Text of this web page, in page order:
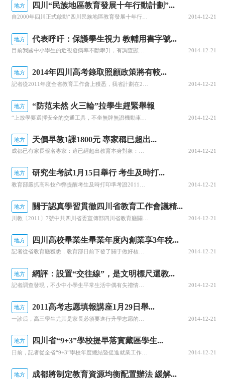
地方 四川“民族地區教育發展十年行動計劃”...
自2000年四川正式啟動“四川民族地區教育發展十年行動計劃”以來，在省委、省政府的高度重視和精心組織下，通過民族地區各級黨委、政府和社會各界的共同努力，“十年行動計劃”持續深入推進，四川民族地區教育事業取得了長足發展。一是民族地區教育事業實現跨越式發展。“十年行動計劃”實施以來，四川民族自治地方先后 2014-12-21
地方 代表呼吁：保護學生視力 教輔用書字號...
2014-12-21
地方 2014年四川高考錄取照顧政策將有較...
2014-12-21
地方 “防范未然 火三輪”拉學生趕緊舉報
2014-12-21
地方 天價早教1課1800元 專家稱已超出...
2014-12-21
地方 研究生考試1月15日舉行 考生及時打...
2014-12-21
地方 關于認真學習貫徹四川省教育工作會議精...
2014-12-21
地方 四川高校畢業生畢業年度內創業享3年稅...
記者從省教育廳獲悉，教育部日前下發了關于做好核發《高校畢業生自主創業證》有關工作的通知，表示從今年起，凡高校畢業生在校期間創業或畢業年度內離校后開始創業的都可以通過相關部門審核后，獲得相應證件，作為享受稅收減免的依據。省教育廳學生處處長李孝武介紹說，我省針對2011屆畢業生的手續辦理時間預計在今年6 2014-12-21
地方 網評：設置“交往線”，是文明標尺還教...
記者調查發現，不少中小學生平常生活中偶有失禮情況。成都鹽道街中學針對初高中階段的學生禮儀教育規定，異性同學的交往距離一般為0.8米至1米，低于50厘米算親密交往。異性交往距離低于50厘米的，老師會提出批評，情節嚴重的要處分。平時，學校還讓學生學會給客人倒茶不應超過杯子的三分之二。（1月24日人民網） 2014-12-21
地方 2011高考志愿填報講座1月29日舉...
2014-12-21
地方 四川省“9+3”學校提早落實藏區學生...
日前，記者從全省“9+3”學校年度總結暨促進就業工作會獲悉，2011年，2009級藏區免費教育學生畢業在即，一些地方和“9+3”學校已開始利用現有的就業渠道，提早落實藏區學生的就業崗位。2009年，藏區“9+3”免費教育計劃使12000余名學生受益，2010年學生超過7000人，就讀于19個市州85 2014-12-21
地方 成都將制定教育資源均衡配置辦法 緩解...